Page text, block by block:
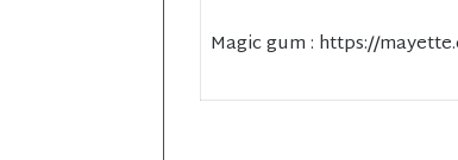
Magic gum : https://